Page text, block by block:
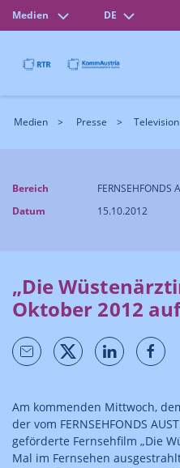
Medien DE
Medien Presse
Bereich
FERNSEHFONDS
Datum
15.10.2012
„Die
Oktober 2012 auf
Am kommenden Mittwoch,
der vom FERNSEHFONDS
geförderte Fernsehfilm „Die
Mal im Fernsehen